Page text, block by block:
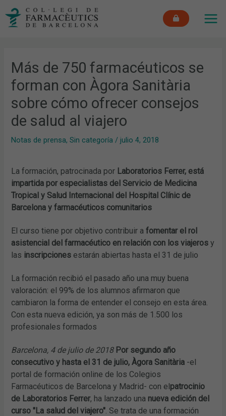
Más de 750 farmacéuticos se
forman con Àgora Sanitària
sobre cómo ofrecer consejos
de salud al viajero
Notas de prensa,Sin categoría /julio 4, 2018
La formación, patrocinada por Laboratorios Ferrer, está
impartida por especialistas del Servicio de Medicina
Tropical y Salud Internacional del Hospital Clínic de
Barcelona y farmacéuticos comunitarios
El curso tiene por objetivo contribuir afomentar el rol
asistencial del farmacéutico en relación con los viajeros y
las inscripciones estarán abiertas hasta el 31 de julio
La formación recibió el pasado año una muy buena
valoración: el 99% de los alumnos afirmaron que
cambiaron la forma de entender el consejo en esta área.
Con esta nueva edición, ya son más de 1.500 los
profesionales formados
Barcelona, 4 de julio de 2018 Por segundo año
consecutivo y hasta el 31 de julio, Àgora Sanitària -el
portal de formación online de los Colegios
Farmacéuticos de Barcelona y Madrid- con elpatrocinio
de Laboratorios Ferrer, ha lanzado una nueva edición del
curso "La salud del viajero" . Se trata de una formación